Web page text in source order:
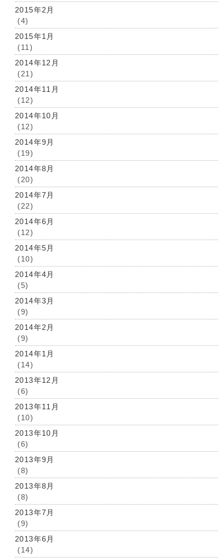
2015年2月
(4)
2015年1月
(11)
2014年12月
(21)
2014年11月
(12)
2014年10月
(12)
2014年9月
(19)
2014年8月
(20)
2014年7月
(22)
2014年6月
(12)
2014年5月
(10)
2014年4月
(5)
2014年3月
(9)
2014年2月
(9)
2014年1月
(14)
2013年12月
(6)
2013年11月
(10)
2013年10月
(6)
2013年9月
(8)
2013年8月
(8)
2013年7月
(9)
2013年6月
(14)